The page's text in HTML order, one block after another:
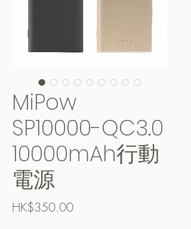
MiPow
SP10000-QC3.0
10000mAh行動
電源
HK$350.00價